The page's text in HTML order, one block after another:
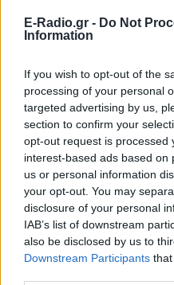
E-Radio.gr - Do Not
Information
If you wish to opt-out of the
processing of your personal
targeted advertising by us,
section to confirm your
opt-out request is processed
interest-based ads based on
us or personal information
your opt-out. You may
disclosure of your personal
IAB’s list of downstream
also be disclosed by us to
Downstream Participants
ΔΕΙΤΕ ΕΠΙΣΗΣ
ΣΤΗΝ ΙΔΙΑ
οι
Ο
της